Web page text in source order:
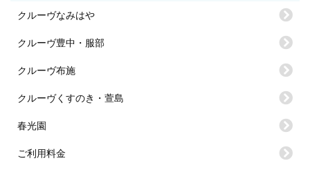
クルーヴなみはや
クルーヴ豊中・服部
クルーヴ布施
クルーヴくすのき・萱島
春光園
ご利用料金